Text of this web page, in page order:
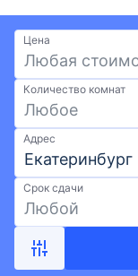
Екатеринбурге.
с ценами от
до 77,1 м².
застройщика
акции, ипотека,
лучшие районы
квартиру в
Цена
Любая
Количество комнат
Любое
Адрес
Срок сдачи
Любой